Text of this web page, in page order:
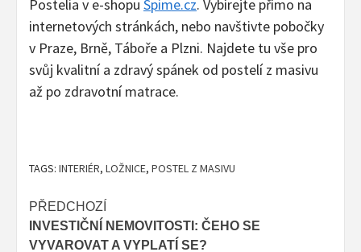
Postelia v e-shopu Spime.cz. Vybírejte přímo na
internetových stránkách, nebo navštivte pobočky
v Praze, Brně, Táboře a Plzni. Najdete tu vše pro
svůj kvalitní a zdravý spánek od postelí z masivu
až po zdravotní matrace.
TAGS: INTERIÉR, LOŽNICE, POSTEL Z MASIVU
Post
navigation
PŘEDCHOZÍ
INVESTIČNÍ NEMOVITOSTI: ČEHO SE
VYVAROVAT A VYPLATÍ SE?